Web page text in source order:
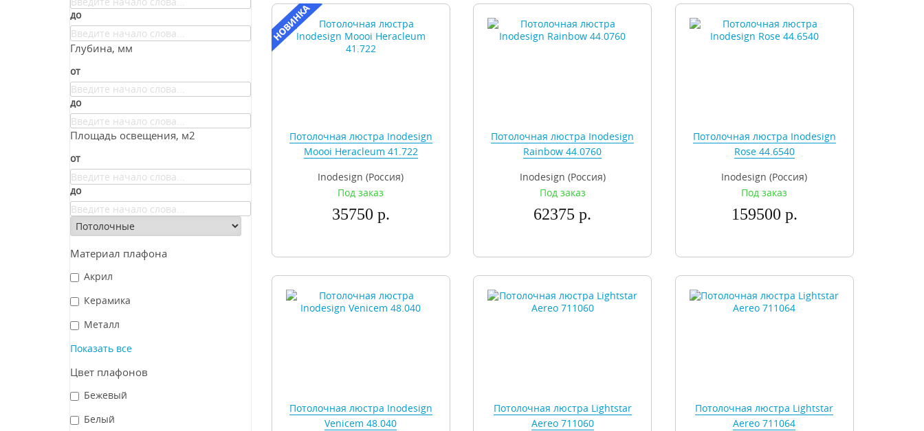
до
Глубина, мм
от
до
Площадь освещения, м2
от
до
Материал плафона
Акрил
Керамика
Металл
Показать все
Цвет плафонов
Бежевый
Белый
Потолочная люстра Inodesign
Moooi Heracleum 41.722
Inodesign (Россия)
Под заказ
35750 р.
Потолочная люстра Inodesign
Rainbow 44.0760
Inodesign (Россия)
Под заказ
62375 р.
Потолочная люстра Inodesign
Rose 44.6540
Inodesign (Россия)
Под заказ
159500 р.
Потолочная люстра Inodesign
Venicem 48.040
Потолочная люстра Lightstar
Aereo 711060
Потолочная люстра Lightstar
Aereo 711064